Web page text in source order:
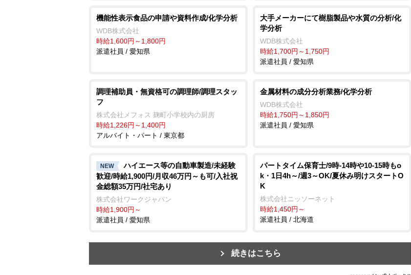
機能性表示食品の申請や資料作成/化学分析
WDB株式会社
時給1,600円～1,800円
派遣社員 / 愛知県
大手メーカーにて樹脂製品や水質の分析/化
学分析
WDB株式会社
時給1,700円～1,750円
派遣社員 / 愛知県
調理補助員・無資格可の調理師/調理スタッ
フ
株式会社メフォス 麹町小学校内の厨房
時給1,226円～1,400円
アルバイト・パート / 東京都
金属材料の成分分析業務/化学分析
WDB株式会社
時給1,750円～1,850円
派遣社員 / 愛知県
NEW
ハイエース等の自動車製造/未経験
歓迎/時給1,900円/月収46万円～も可/入社祝
金総額35万円/社宅あり
株式会社ワークジャパン
時給1,900円～
派遣社員 / 愛知県
パートタイム保育士/9時-14時や10-15時もo
k・1日4h～/週3～OK/夏休み明けスタートO
K
株式会社ニッソーネット
時給1,450円～
派遣社員 / 北海道
続きはこちら